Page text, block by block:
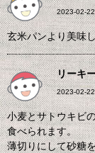
2023-02-
玄米パンより美味
リーキ
2023-02-
小麦とサトウキビ
食べられます。
薄切りにして砂糖